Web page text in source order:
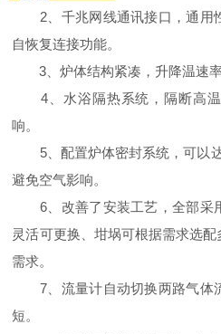
2、千兆网线通讯接口，通用
自恢复连接功能。
3、炉体结构紧凑，升降温速率
4、水浴隔热系统，隔断高温
响。
5、配置炉体密封系统，可以达
避免空气影响。
6、改善了安装工艺，全部采
灵活可更换、坩埚可根据需求选
需求。
7、流量计自动切换两路气体
短。